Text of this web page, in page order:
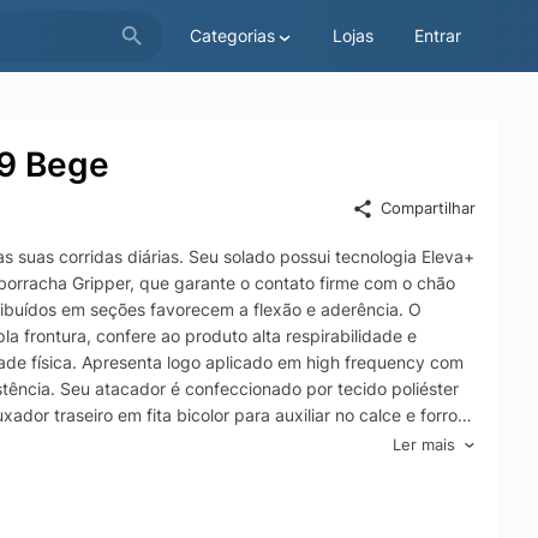
Categorias Lojas Entrar
Bege
Compartilhar
suas corridas diárias. Seu solado possui tecnologia Eleva+
Gripper, que garante o contato firme com o chão
em seções favorecem a flexão e aderência. O
frontura, confere ao produto alta respirabilidade e
física. Apresenta logo aplicado em high frequency com
Seu atacador é confeccionado por tecido poliéster
traseiro em fita bicolor para auxiliar no calce e forro
em EVA moldada composta por tecido poliéster,Ler mais